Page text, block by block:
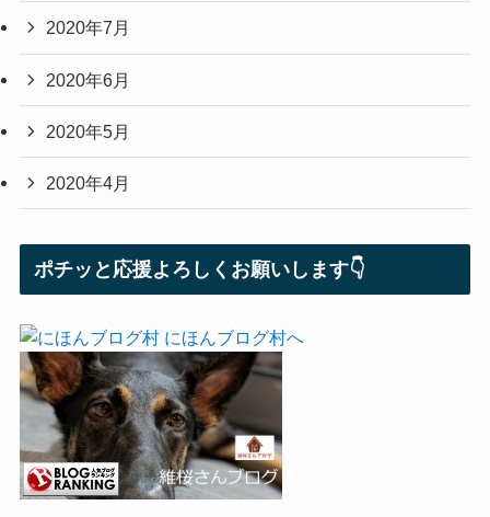
2020年7月
2020年6月
2020年5月
2020年4月
ポチッと応援よろしくお願いします👇